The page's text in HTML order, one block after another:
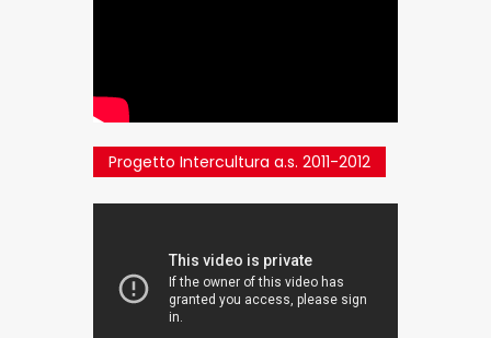
Progetto Intercultura a.s. 2011-2012